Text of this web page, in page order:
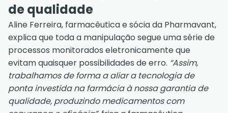
de qualidade
Aline Ferreira, farmacêutica e sócia da Pharmavant,
explica que toda a manipulação segue uma série de
processos monitorados eletronicamente que
evitam quaisquer possibilidades de erro. “Assim,
trabalhamos de forma a aliar a tecnologia de
ponta investida na farmácia à nossa garantia de
qualidade, produzindo medicamentos com